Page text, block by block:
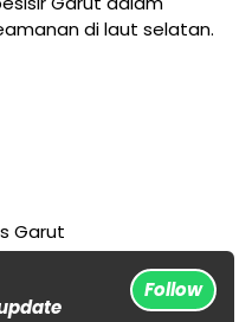
di laut selatan.
Garut
Follow